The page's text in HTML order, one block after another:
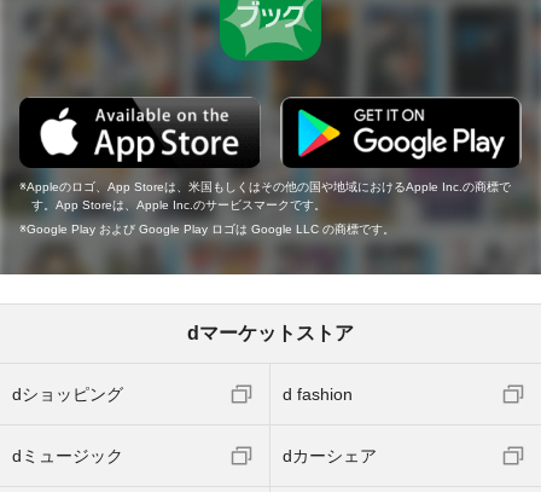
Appleのロゴ、App Storeは、米国もしくはその他の国や地域におけるApple Inc.の商標で
す。App Storeは、Apple Inc.のサービスマークです。
Google Play および Google Play ロゴは Google LLC の商標です。
dマーケットストア
dショッピング d fashion
dミュージック dカーシェア